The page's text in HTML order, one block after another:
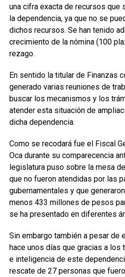
una cifra exacta de recursos que
la dependencia, ya que no se
dichos recursos. Se han tenido
crecimiento de la nómina (100
rezago.
En sentido la titular de Finanzas
generado varias reuniones de
buscar los mecanismos y los
atender esta situación de
dicha dependencia.
Como se recodará fue el Fiscal
Oca durante su comparecencia
legislatura puso sobre la mesa
que no fueron atendidas por las
gubernamentales y que
menos 433 millones de pesos
se ha presentado en diferentes
Sin embargo también a pesar de
hace unos días que gracias a los
e inteligencia de este
rescate de 27 personas que